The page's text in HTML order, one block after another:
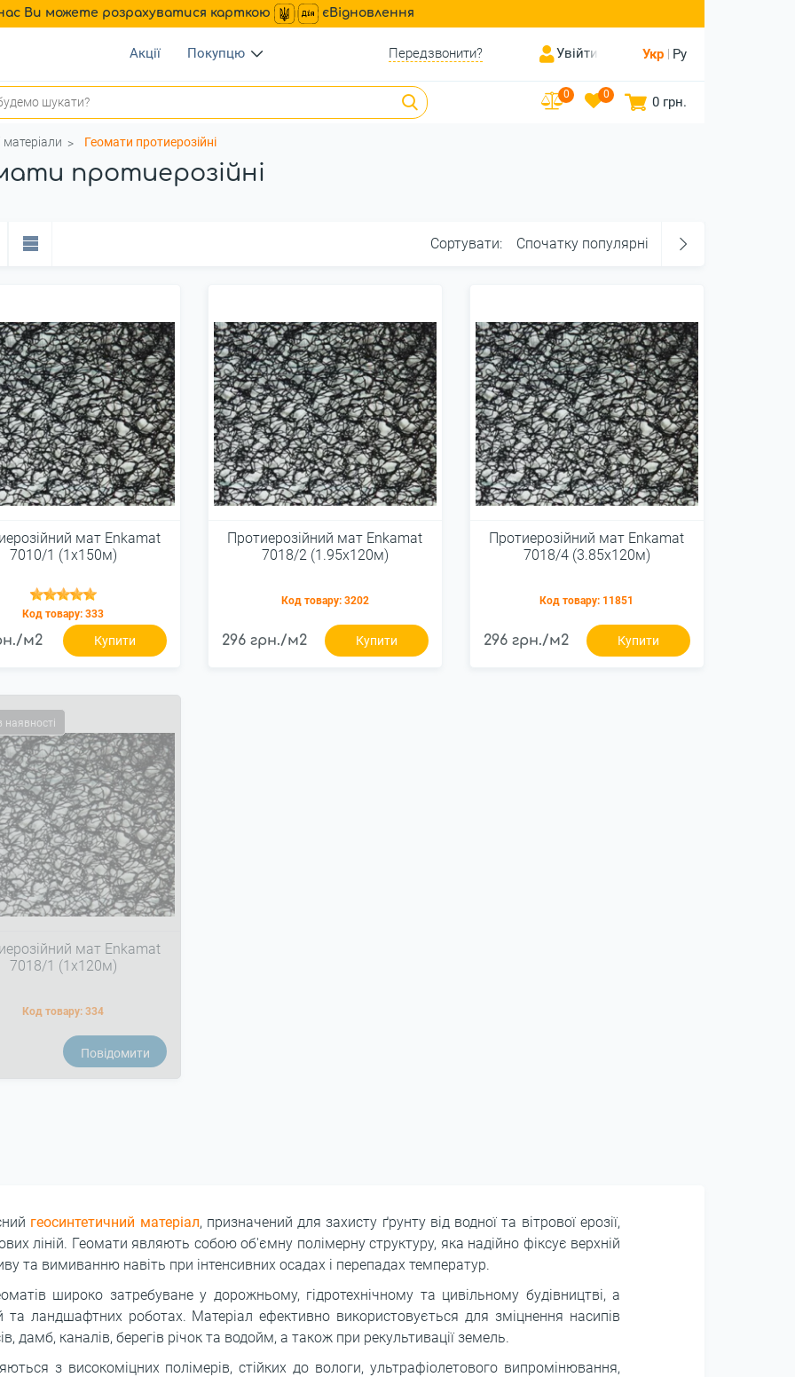
Ви можете розрахуватися карткою єВідновлення
Акції Покупцю Передзвонити? Увійти Укр Ру
0 0 0 грн.
матеріали Геомати протиерозійні
протиерозійні
Сортувати: Спочатку популярні
мат Enkamat
7010/1 (1х150м)
Код товару:333
м2 Купити
Протиерозійний мат Enkamat
7018/2 (1.95х120м)
Код товару: 3202
296 грн./м2 Купити
Протиерозійний мат Enkamat
7018/4 (3.85х120м)
Код товару: 11851
296 грн./м2 Купити
мат Enkamat
7018/1 (1х120м)
Код товару:334
Повідомити
геосинтетичний матеріал, призначений для захисту ґрунту від водної та вітрової ерозії,
ліній. Геомати являють собою об'ємну полімерну структуру, яка надійно фіксує верхній
та вимиванню навіть при інтенсивних осадах і перепадах температур.
широко затребуване у дорожньому, гідротехнічному та цивільному будівництві, а
та ландшафтних роботах. Матеріал ефективно використовується для зміцнення насипів
дамб, каналів, берегів річок та водойм, а також при рекультивації земель.
з високоміцних полімерів, стійких до вологи, ультрафіолетового випромінювання,